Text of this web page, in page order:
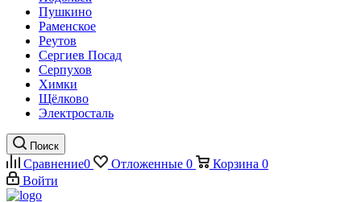
Пушкино
Раменское
Реутов
Сергиев Посад
Серпухов
Химки
Щёлково
Электросталь
Поиск
Сравнение0 Отложенные 0 Корзина 0
Войти